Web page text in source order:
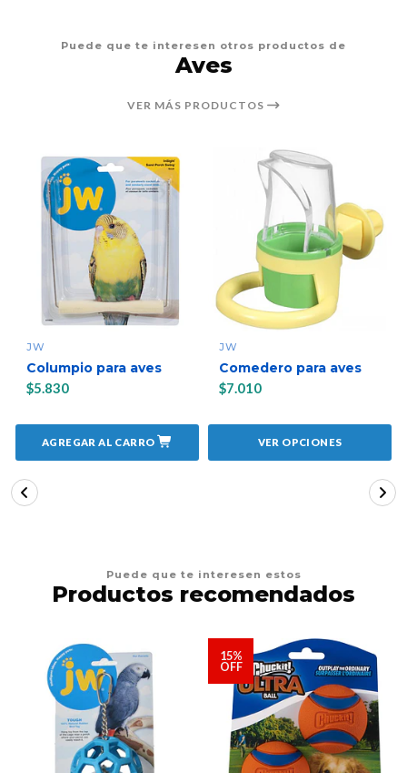
Puede que te interesen otros productos de
Aves
VER MÁS PRODUCTOS
JW
Columpio para aves
$5.830
AGREGAR AL CARRO
JW
Comedero para aves
$7.010
VER OPCIONES
Puede que te interesen estos
Productos recomendados
15%
OFF